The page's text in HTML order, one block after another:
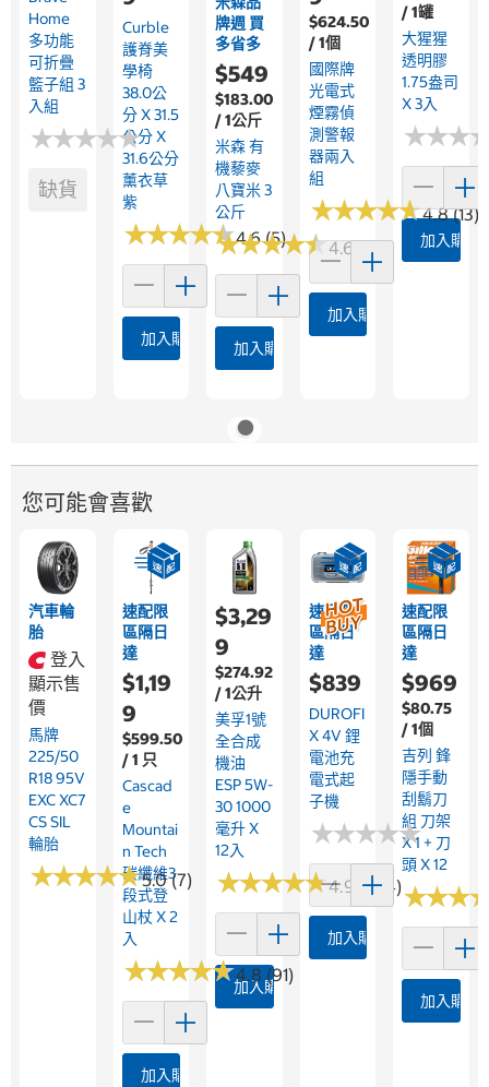
Home
多功能
可折疊
籃子組 3
入組
★★★★★
★★★★★
缺貨
Curble
護脊美
學椅
38.0公
分 X 31.5
公分 X
31.6公分
薰衣草
紫
★★★★★
★★★★★4.6 (5)
加入購物車
牌週 買
多省多
$549
$183.00
/ 1公斤
米森 有
機藜麥
八寶米 3
公斤
★★★★★
★★★★★4.6 (27)
加入購物車
$624.50
/ 1個
國際牌
光電式
煙霧偵
測警報
器兩入
組
★★★★★
★★★★★4.8 (13)
加入購物車
/ 1罐
大猩猩
透明膠
1.75盎司
X 3入
★★★
★★★
加入購物
您可能會喜歡
汽車輪
胎
登入
顯示售
價
馬牌
225/50
R18 95V
EXC XC7
CS SIL
輪胎
★★★★★
★★★★★5.0 (7)
速配限
區隔日
達
$1,19
9
$599.50
/ 1 只
Cascad
E
Mountai
N Tech
碳纖維3
段式登
山杖 X 2
入
★★★★★
★★★★★4.8 (91)
加入購物車
$3,29
9
$274.92
/ 1公升
美孚1號
全合成
機油
ESP 5W-
30 1000
毫升 X
12入
★★★★★
★★★★★4.9 (284)
加入購物車
速配限
區隔日
達
$839
DUROFI
X 4V 鋰
電池充
電式起
子機
★★★★★
★★★★★
加入購物車
速配限
區隔日
達
$969
$80.75
/ 1個
吉列 鋒
隱手動
刮鬍刀
組 刀架
X 1 + 刀
頭 X 12
★★★
★★★
加入購物